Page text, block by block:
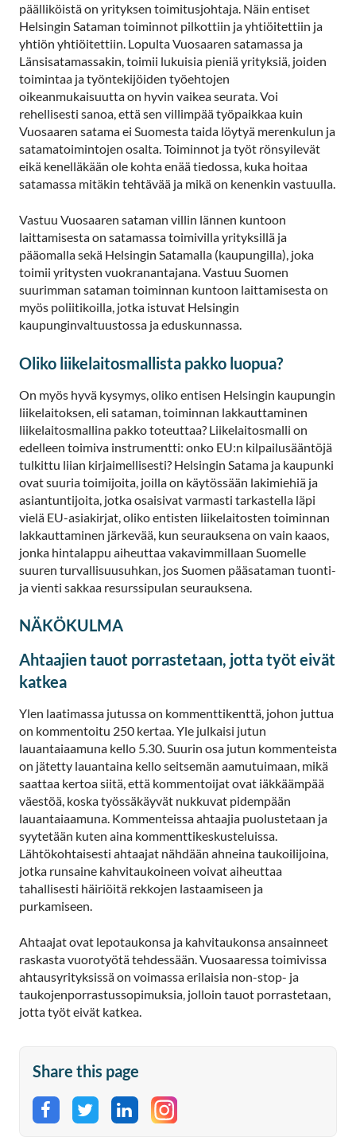
päälliköistä on yrityksen toimitusjohtaja. Näin entiset
Helsingin Sataman toiminnot pilkottiin ja yhtiöitettiin ja
yhtiön yhtiöitettiin. Lopulta Vuosaaren satamassa ja
Länsisatamassakin, toimii lukuisia pieniä yrityksiä, joiden
toimintaa ja työntekijöiden työehtojen
oikeanmukaisuutta on hyvin vaikea seurata. Voi
rehellisesti sanoa, että sen villimpää työpaikkaa kuin
Vuosaaren satama ei Suomesta taida löytyä merenkulun ja
satamatoimintojen osalta. Toiminnot ja työt rönsyilevät
eikä kenelläkään ole kohta enää tiedossa, kuka hoitaa
satamassa mitäkin tehtävää ja mikä on kenenkin vastuulla.
Vastuu Vuosaaren sataman villin lännen kuntoon
laittamisesta on satamassa toimivilla yrityksillä ja
pääomalla sekä Helsingin Satamalla (kaupungilla), joka
toimii yritysten vuokranantajana. Vastuu Suomen
suurimman sataman toiminnan kuntoon laittamisesta on
myös poliitikoilla, jotka istuvat Helsingin
kaupunginvaltuustossa ja eduskunnassa.
Oliko liikelaitosmallista pakko luopua?
On myös hyvä kysymys, oliko entisen Helsingin kaupungin
liikelaitoksen, eli sataman, toiminnan lakkauttaminen
liikelaitosmallina pakko toteuttaa? Liikelaitosmalli on
edelleen toimiva instrumentti: onko EU:n kilpailusääntöjä
tulkittu liian kirjaimellisesti? Helsingin Satama ja kaupunki
ovat suuria toimijoita, joilla on käytössään lakimiehiä ja
asiantuntijoita, jotka osaisivat varmasti tarkastella läpi
vielä EU-asiakirjat, oliko entisten liikelaitosten toiminnan
lakkauttaminen järkevää, kun seurauksena on vain kaaos,
jonka hintalappu aiheuttaa vakavimmillaan Suomelle
suuren turvallisuusuhkan, jos Suomen pääsataman tuonti-
ja vienti sakkaa resurssipulan seurauksena.
NÄKÖKULMA
Ahtaajien tauot porrastetaan, jotta työt eivät
katkea
Ylen laatimassa jutussa on kommenttikenttä, johon juttua
on kommentoitu 250 kertaa. Yle julkaisi jutun
lauantaiaamuna kello 5.30. Suurin osa jutun kommenteista
on jätetty lauantaina kello seitsemän aamutuimaan, mikä
saattaa kertoa siitä, että kommentoijat ovat iäkkäämpää
väestöä, koska työssäkäyvät nukkuvat pidempään
lauantaiaamuna. Kommenteissa ahtaajia puolustetaan ja
syytetään kuten aina kommenttikeskusteluissa.
Lähtökohtaisesti ahtaajat nähdään ahneina taukoilijoina,
jotka runsaine kahvitaukoineen voivat aiheuttaa
tahallisesti häiriöitä rekkojen lastaamiseen ja
purkamiseen.
Ahtaajat ovat lepotaukonsa ja kahvitaukonsa ansainneet
raskasta vuorotyötä tehdessään. Vuosaaressa toimivissa
ahtausyrityksissä on voimassa erilaisia non-stop- ja
taukojenporrastussopimuksia, jolloin tauot porrastetaan,
jotta työt eivät katkea.
Share this page
Share on Facebook
Share on Twitter
Share on LinkedIn